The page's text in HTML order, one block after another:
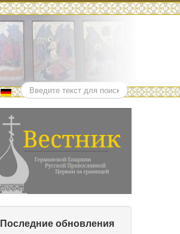
Поиск
Последние обновления